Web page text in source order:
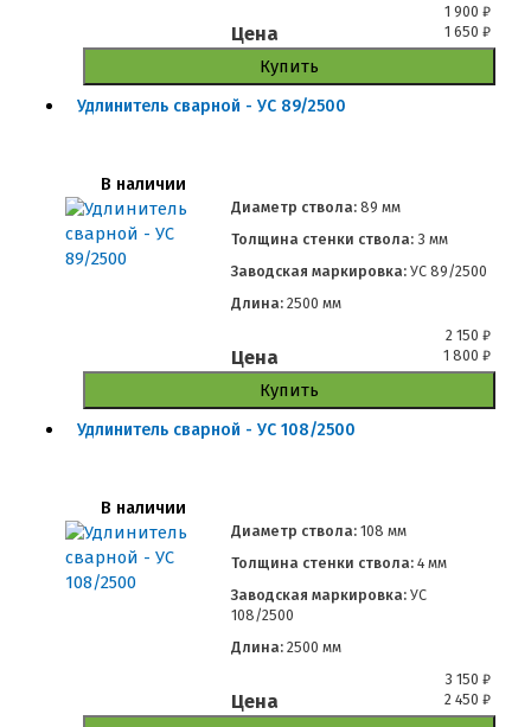
1 900₽
Цена 1 650₽
Купить
Удлинитель сварной - УС 89/2500
В наличии
Диаметр ствола:89 мм
Толщина стенки ствола:3 мм
Заводская маркировка:УС 89/2500
Длина:2500 мм
2 150₽
Цена 1 800₽
Купить
Удлинитель сварной - УС 108/2500
В наличии
Диаметр ствола:108 мм
Толщина стенки ствола:4 мм
Заводская маркировка:УС
108/2500
Длина:2500 мм
3 150₽
Цена 2 450₽